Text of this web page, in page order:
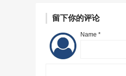
留下你的评论
Name *